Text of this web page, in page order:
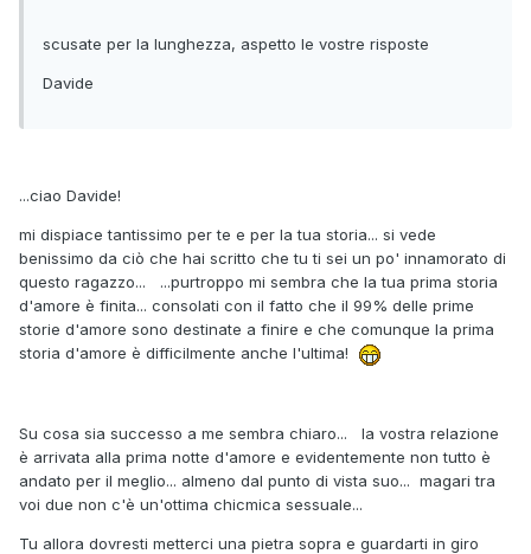
scusate per la lunghezza, aspetto le vostre risposte
Davide
...ciao Davide!
mi dispiace tantissimo per te e per la tua storia... si vede
benissimo da ciò che hai scritto che tu ti sei un po' innamorato di
questo ragazzo... ...purtroppo mi sembra che la tua prima storia
d'amore è finita... consolati con il fatto che il 99% delle prime
storie d'amore sono destinate a finire e che comunque la prima
storia d'amore è difficilmente anche l'ultima!
Su cosa sia successo a me sembra chiaro... la vostra relazione
è arrivata alla prima notte d'amore e evidentemente non tutto è
andato per il meglio... almeno dal punto di vista suo... magari tra
voi due non c'è un'ottima chicmica sessuale...
Tu allora dovresti metterci una pietra sopra e guardarti in giro